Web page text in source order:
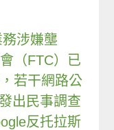
涉嫌壟
（FTC）已
若干網路公
出民事調查
反托拉斯